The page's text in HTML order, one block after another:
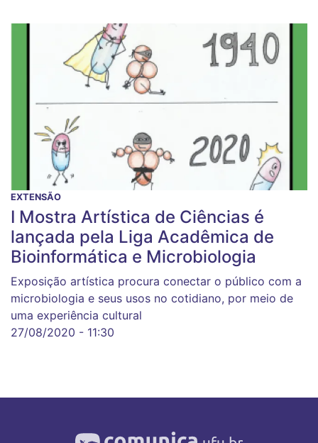
EXTENSÃO
I Mostra Artística de Ciências é
lançada pela Liga Acadêmica de
Bioinformática e Microbiologia
Exposição artística procura conectar o público com a
microbiologia e seus usos no cotidiano, por meio de
uma experiência cultural
27/08/2020 - 11:30